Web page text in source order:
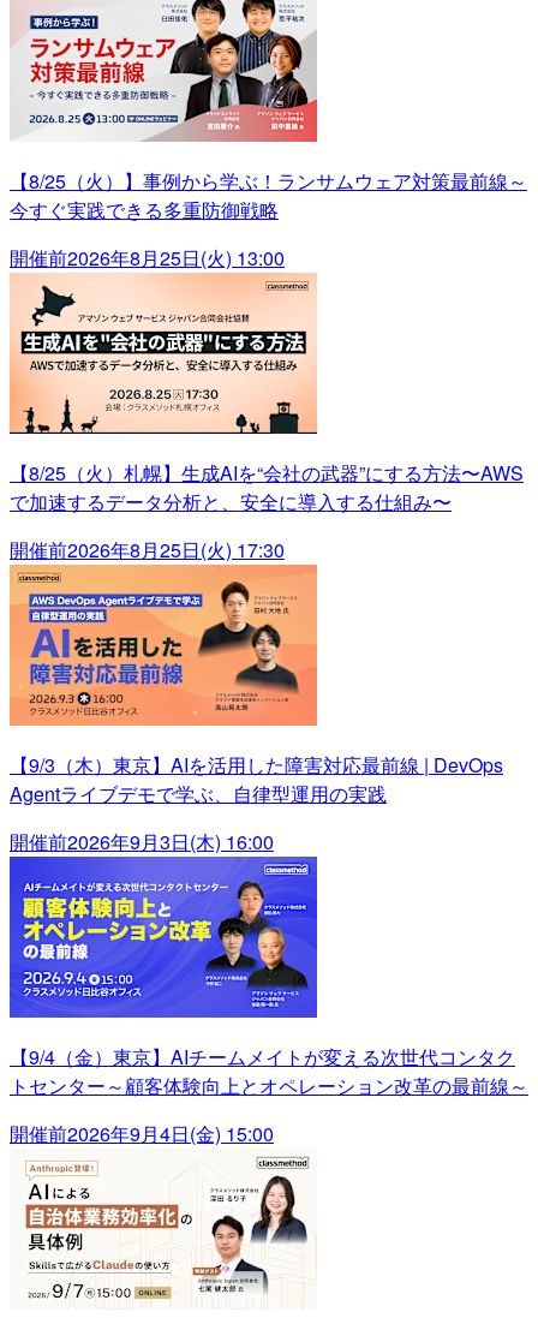
【8/25（火）】事例から学ぶ！ランサムウェア対策最前線～
今すぐ実践できる多重防御戦略
開催前2026年8月25日(火) 13:00
【8/25（火）札幌】生成AIを“会社の武器”にする方法〜AWS
で加速するデータ分析と、安全に導入する仕組み〜
開催前2026年8月25日(火) 17:30
【9/3（木）東京】AIを活用した障害対応最前線 | DevOps
Agentライブデモで学ぶ、自律型運用の実践
開催前2026年9月3日(木) 16:00
【9/4（金）東京】AIチームメイトが変える次世代コンタク
トセンター～顧客体験向上とオペレーション改革の最前線～
開催前2026年9月4日(金) 15:00